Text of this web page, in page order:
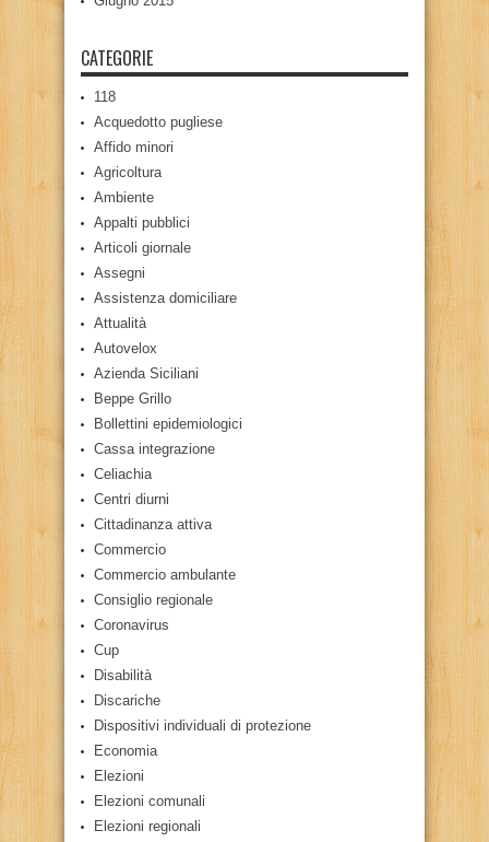
CATEGORIE
118
Acquedotto pugliese
Affido minori
Agricoltura
Ambiente
Appalti pubblici
Articoli giornale
Assegni
Assistenza domiciliare
Attualità
Autovelox
Azienda Siciliani
Beppe Grillo
Bollettini epidemiologici
Cassa integrazione
Celiachia
Centri diurni
Cittadinanza attiva
Commercio
Commercio ambulante
Consiglio regionale
Coronavirus
Cup
Disabilità
Discariche
Dispositivi individuali di protezione
Economia
Elezioni
Elezioni comunali
Elezioni regionali